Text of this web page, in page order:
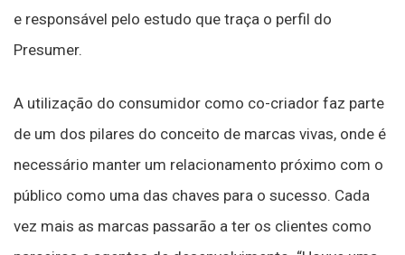
e responsável pelo estudo que traça o perfil do
Presumer.
A utilização do consumidor como co-criador faz parte
de um dos pilares do conceito de marcas vivas, onde é
necessário manter um relacionamento próximo com o
público como uma das chaves para o sucesso. Cada
vez mais as marcas passarão a ter os clientes como